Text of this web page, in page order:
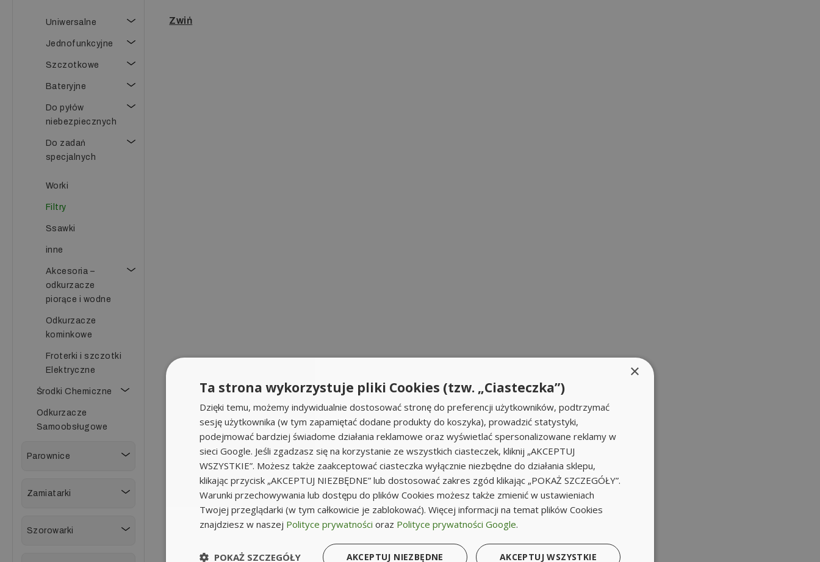
Uniwersalne
Jednofunkcyjne
Szczotkowe
Bateryjne
Do pyłów
niebezpiecznych
Do zadań
specjalnych
Worki
Filtry
Ssawki
inne
Akcesoria –
odkurzacze
piorące i wodne
Odkurzacze
kominkowe
Froterki i szczotki
Elektryczne
Środki Chemiczne
Odkurzacze
Samoobsługowe
Parownice
Zamiatarki
Szorowarki
×
Ta strona wykorzystuje pliki Cookies (tzw. „Ciasteczka”)
Dzięki temu, możemy indywidualnie dostosować stronę do preferencji użytkowników, podtrzymać
sesję użytkownika (w tym zapamiętać dodane produkty do koszyka), prowadzić statystyki,
podejmować bardziej świadome działania reklamowe oraz wyświetlać spersonalizowane reklamy w
sieci Google. Jeśli zgadzasz się na korzystanie ze wszystkich ciasteczek, kliknij „AKCEPTUJ
WSZYSTKIE”. Możesz także zaakceptować ciasteczka wyłącznie niezbędne do działania sklepu,
klikając przycisk „AKCEPTUJ NIEZBĘDNE” lub dostosować zakres zgód klikając „POKAŻ SZCZEGÓŁY”.
Warunki przechowywania lub dostępu do plików Cookies możesz także zmienić w ustawieniach
Twojej przeglądarki (w tym całkowicie je zablokować). Więcej informacji na temat plików Cookies
znajdziesz w naszej Polityce prywatności oraz Polityce prywatności Google.
AKCEPTUJ WSZYSTKIE
AKCEPTUJ NIEZBĘDNE
POKAŻ SZCZEGÓŁY